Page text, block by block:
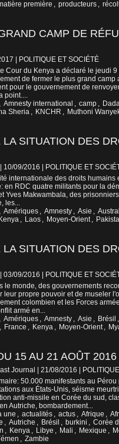
première , producteurs ,
CAMP DE
POLITIQUE ET SOCIÉTÉ
Cour du Kenya a déclaré le jeudi
de fermer le plus grand
pour le gouvernement de
point....
, Amnesty international , camp ,
Sheria , KNCHR , Muthoni
SITUATION DES
10/09/2016
POLITIQUE ET
internationale des droits
en RDC quatre militants pour la
Yves Makwambala, des
les...
, Amériques , Amnesty , Asie ,
Kenya , Laos , Moyen-Orient ,
SITUATION DES
03/09/2016
POLITIQUE ET
le monde, des gouvernements
leur propre pouvoir et de museler
colombien et les Forces
armé en...
, Amériques , Amnesty , Asie , Brésil ,
, France , Kenya , Moyen-Orient ,
15 AU 21 AOÛT 2016
Journal | 21/08/2016
50.000 manifestants au
aux États-Unis, séisme
anti-missile en Corée du sud,
Autriche, bombardement...
une , actualités , actus , Afrique ,
, Autriche , Brésil , burkini , Corée
, Kenya , Libye , Mali , Mexique ,
, Zambie